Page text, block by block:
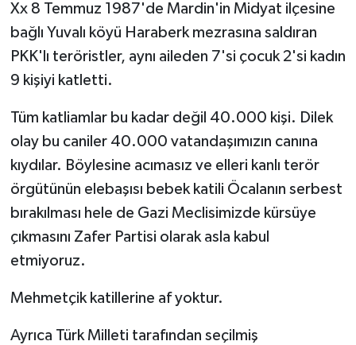
Xx 8 Temmuz 1987'de Mardin'in Midyat ilçesine
bağlı Yuvalı köyü Haraberk mezrasına saldıran
PKK'lı teröristler, aynı aileden 7'si çocuk 2'si kadın
9 kişiyi katletti.
Tüm katliamlar bu kadar değil 40.000 kişi. Dilek
olay bu caniler 40.000 vatandaşımızın canına
kıydılar. Böylesine acımasız ve elleri kanlı terör
örgütünün elebaşısı bebek katili Öcalanın serbest
bırakılması hele de Gazi Meclisimizde kürsüye
çıkmasını Zafer Partisi olarak asla kabul
etmiyoruz.
Mehmetçik katillerine af yoktur.
Ayrıca Türk Milleti tarafından seçilmiş